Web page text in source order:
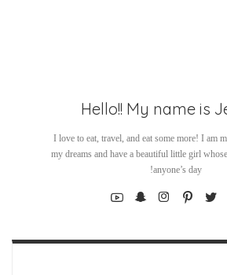
Hello!! My name is
I love to eat, travel, and eat some more! I am
my dreams and have a beautiful little girl
anyone’s day!